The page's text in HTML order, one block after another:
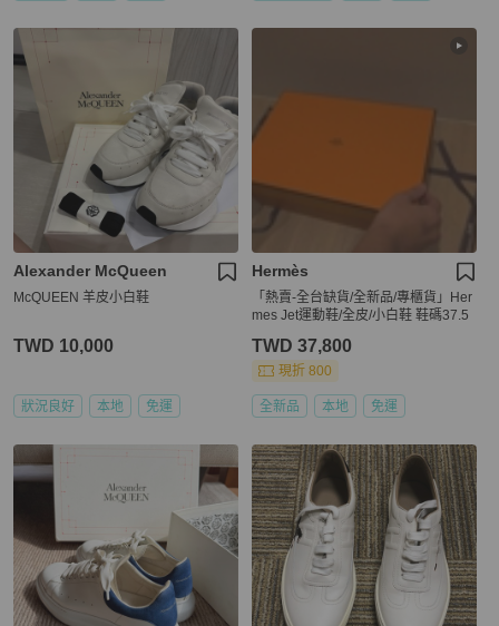
Alexander McQueen
McQUEEN 羊皮小白鞋
TWD 10,000
狀況良好 本地 免運
Hermès
「熱賣-全台缺貨/全新品/專櫃貨」Her
mes Jet運動鞋/全皮/小白鞋 鞋碼37.5
TWD 37,800
現折 800
全新品 本地 免運